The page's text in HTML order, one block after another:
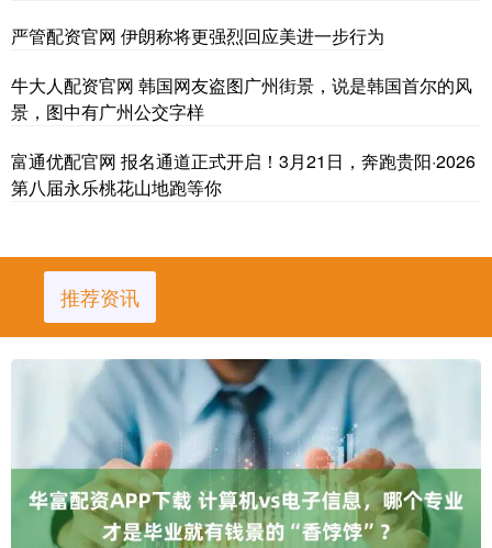
严管配资官网 伊朗称将更强烈回应美进一步行为
牛大人配资官网 韩国网友盗图广州街景，说是韩国首尔的风
景，图中有广州公交字样
富通优配官网 报名通道正式开启！3月21日，奔跑贵阳·2026
第八届永乐桃花山地跑等你
推荐资讯